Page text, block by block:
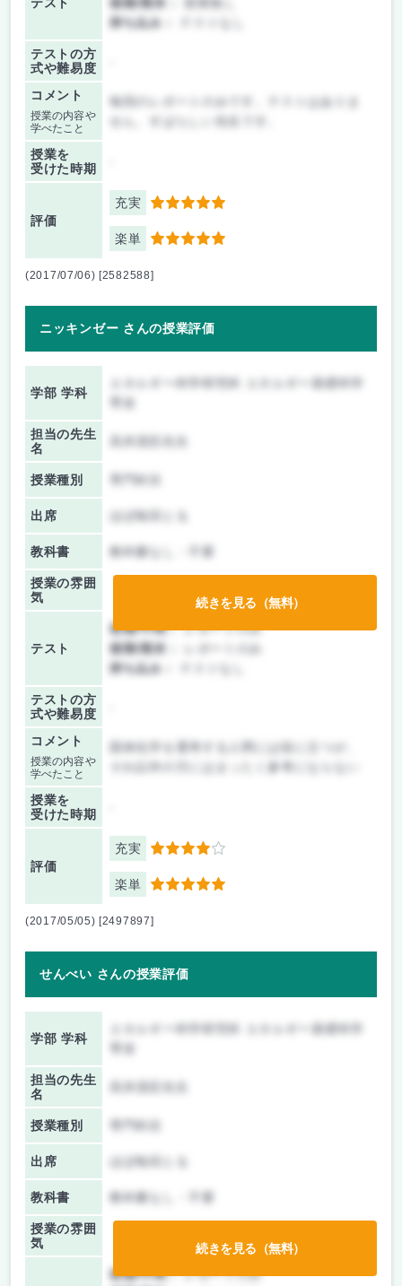
持ち込み：
テストの方
式や難易度
コメント
授業の内容や
学べたこと
毎回のレポートのみです。テストはありま
授業を
受けた時期
評価
充実 5
楽単 5
(2017/07/06) [2582588]
ニッキンゼー さんの授業評価
学部 学科
担当の先生
名
授業種別
出席 ほぼ毎回とる
教科書 教科書なし・不要
授業の雰囲
気
テスト
前期/中間：レポートのみ
後期/期末：
持ち込み：
テストの方
式や難易度
コメント
授業の内容や
学べたこと
それ以外の方にはまったく参考にならない
授業を
受けた時期
評価
充実 4
楽単 5
続きを見る（無料）
(2017/05/05) [2497897]
せんべい さんの授業評価
学部 学科
担当の先生
名
授業種別
出席 ほぼ毎回とる
教科書 教科書なし・不要
授業の雰囲
気
前期/中間：レポートのみ
続きを見る（無料）